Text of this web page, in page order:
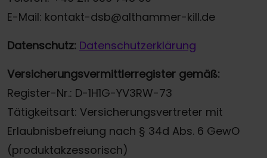
E-Mail: kontakt-dsb@althammer-kill.de
Datenschutz: Datenschutzerklärung
Versicherungsvermittlerregister gemäß:
Register-Nr.: D-1H1G-YV3RW-73
Tätigkeitsart: Versicherungsvertreter mit
Erlaubnisbefreiung nach § 34d Abs. 6 GewO
(produktakzessorisch)